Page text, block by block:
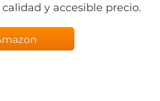
y accesible precio.